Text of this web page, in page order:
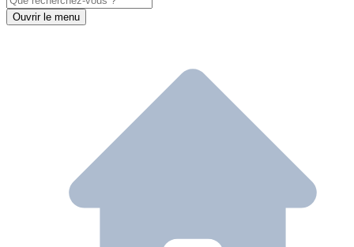
Ouvrir le menu